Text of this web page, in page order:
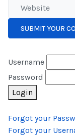
SUBMIT YOUR
Username
Password
Login
Forgot your
Forgot your